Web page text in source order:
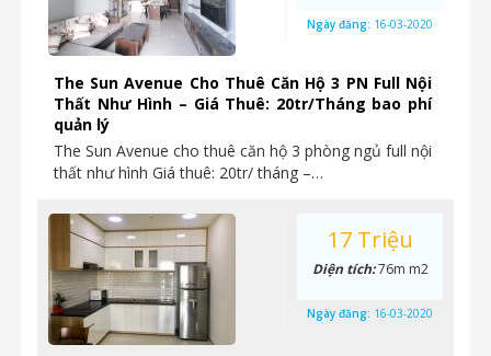
The Sun Avenue Cho Thuê Căn Hộ 3 PN Full Nội
Thất Như Hình – Giá Thuê: 20tr/Tháng bao phí
quản lý
The Sun Avenue cho thuê căn hộ 3 phòng ngủ full nội
thất như hình Giá thuê: 20tr/ tháng –…
Ngày đăng: 16-03-2020
17 Triệu
Diện tích:76m m2
Ngày đăng: 16-03-2020